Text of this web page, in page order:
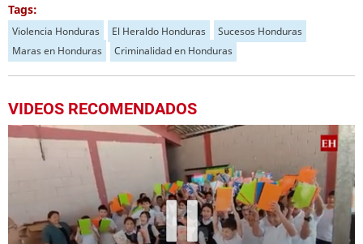
Tags:
Violencia Honduras El Heraldo Honduras
Sucesos Honduras
Maras en Honduras
Criminalidad en Honduras
VIDEOS RECOMENDADOS